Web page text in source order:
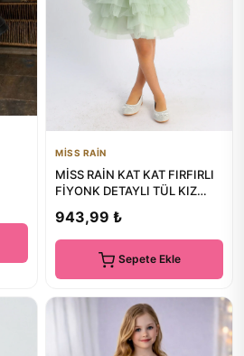
MİSS RAİN
MİSS RAİN KAT KAT FIRFIRLI
FİYONK DETAYLI TÜL KIZ
943,99 ₺
Sepete Ekle